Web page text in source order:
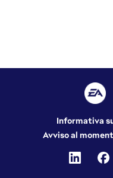
Informativa
Avviso al